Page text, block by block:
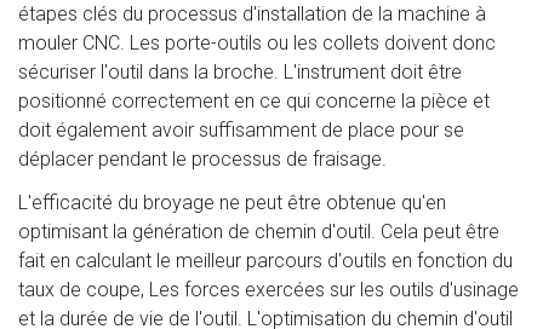
étapes clés du processus d'installation de la machine à
mouler CNC. Les porte-outils ou les collets doivent donc
sécuriser l'outil dans la broche. L'instrument doit être
positionné correctement en ce qui concerne la pièce et
doit également avoir suffisamment de place pour se
déplacer pendant le processus de fraisage.
L'efficacité du broyage ne peut être obtenue qu'en
optimisant la génération de chemin d'outil. Cela peut être
fait en calculant le meilleur parcours d'outils en fonction du
taux de coupe, Les forces exercées sur les outils d'usinage
et la durée de vie de l'outil. L'optimisation du chemin d'outil